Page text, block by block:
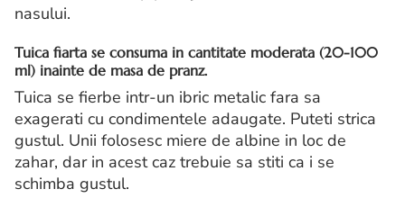
nasului.
Tuica fiarta se consuma in cantitate moderata (20-100
ml) inainte de masa de pranz.
Tuica se fierbe intr-un ibric metalic fara sa
exagerati cu condimentele adaugate. Puteti strica
gustul. Unii folosesc miere de albine in loc de
zahar, dar in acest caz trebuie sa stiti ca i se
schimba gustul.